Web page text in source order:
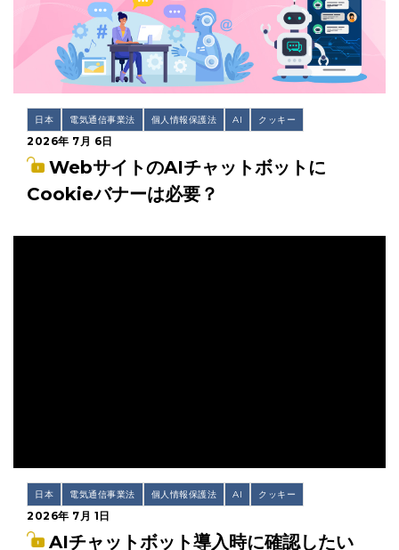
日本 電気通信事業法 個人情報保護法 AI クッキー
2026年 7月 6日
WebサイトのAIチャットボットに
Cookieバナーは必要？
日本 電気通信事業法 個人情報保護法 AI クッキー
2026年 7月 1日
AIチャットボット導入時に確認したい